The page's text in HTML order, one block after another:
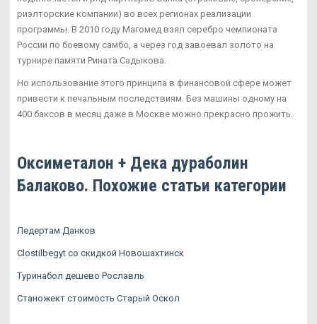
риэлторские компании) во всех регионах реализации
программы. В 2010 году Магомед взял серебро чемпионата
России по боевому самбо, а через год завоевал золото на
турнире памяти Рината Садыкова.
Но использование этого принципа в финансовой сфере может
привести к печальным последствиям. Без машины одному на
400 баксов в месяц даже в Москве можно прекрасно прожить.
Оксиметалон + Дека дураболин
Балаково. Похожие статьи категории
Ледертам Данков
Clostilbegyt со скидкой Новошахтинск
Туринабол дешево Рославль
Станожект стоимость Старый Оскол